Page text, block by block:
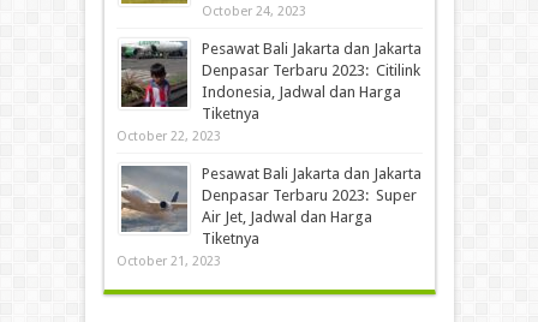
October 24, 2023
Pesawat Bali Jakarta dan Jakarta
Denpasar Terbaru 2023: Citilink
Indonesia, Jadwal dan Harga
Tiketnya
October 22, 2023
Pesawat Bali Jakarta dan Jakarta
Denpasar Terbaru 2023: Super
Air Jet, Jadwal dan Harga
Tiketnya
October 21, 2023